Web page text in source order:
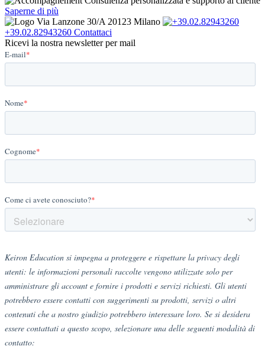
Saperne di più
Via Lanzone 30/A 20123 Milano
+39.02.82943260 Contattaci
Ricevi la nostra newsletter per mail